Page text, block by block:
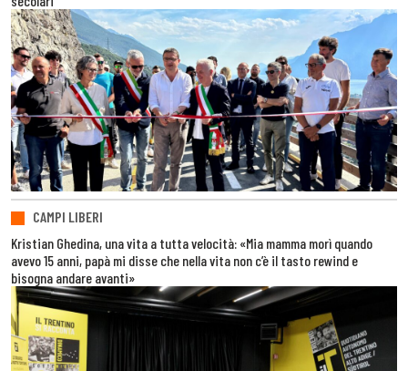
CAMPI LIBERI
Kristian Ghedina, una vita a tutta velocità: «Mia mamma morì quando
avevo 15 anni, papà mi disse che nella vita non c’è il tasto rewind e
bisogna andare avanti»